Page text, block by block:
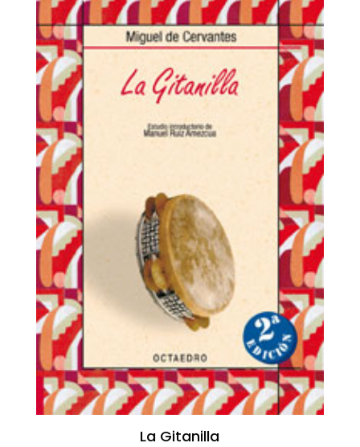
La Gitanilla